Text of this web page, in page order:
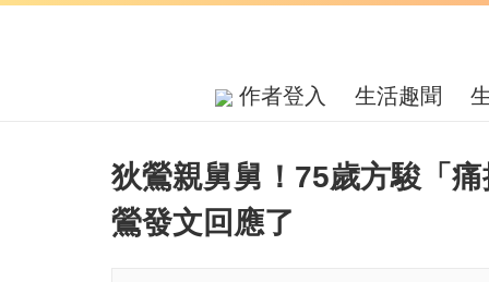
作者登入 生活趣聞
狄鶯親舅舅！75歲方駿「
鶯發文回應了